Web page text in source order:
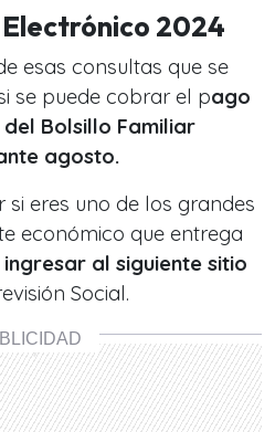
2024
esas consultas que se
se puede cobrar el pago
Bolsillo Familiar
agosto.
si eres uno de los grandes
económico que entrega
al siguiente sitio
Social.